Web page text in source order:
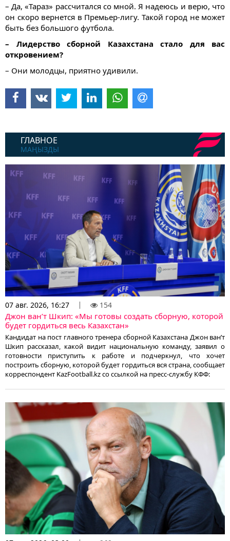
ГЛАВНОЕ
МАҢЫЗДЫ
07 авг. 2026, 16:27 154
Джон ван’т Шкип: «Мы готовы создать сборную, которой
будет гордиться весь Казахстан»
Кандидат на пост главного тренера сборной Казахстана Джон ван’т
Шкип рассказал, какой видит национальную команду, заявил о
готовности приступить к работе и подчеркнул, что хочет
построить сборную, которой будет гордиться вся страна, сообщает
корреспондент KazFootball.kz со ссылкой на пресс-службу КФФ:
– Да, «Тараз» рассчитался со мной. Я надеюсь и верю, что
он скоро вернется в Премьер-лигу. Такой город не может
быть без большого футбола.
– Лидерство сборной Казахстана стало для вас
откровением?
– Они молодцы, приятно удивили.